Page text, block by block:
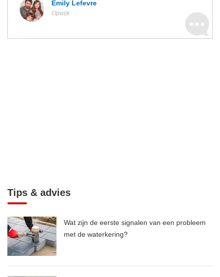
Emily Lefevre
Opwijk
Tips & advies
Wat zijn de eerste signalen van een probleem
met de waterkering?